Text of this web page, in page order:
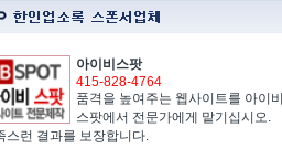
아이비스팟
415-828-4764
품격을 높여주는 웹사이트를 아이비
스팟에서 전문가에게 맡기십시오.
스런 결과를 보장합니다.